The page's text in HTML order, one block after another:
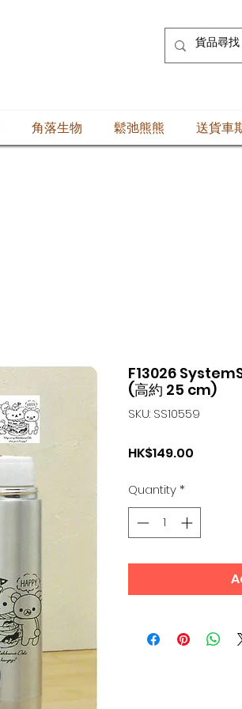
角落生物 鬆弛熊熊 送貨車
F13026
(高約 25 cm)
SKU: SS10559
HK$149.00
Quantity*